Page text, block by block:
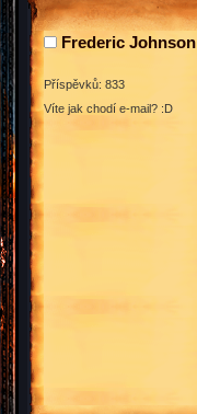
Frederic Johnson
Příspěvků: 833
Víte jak chodí e-mail? :D